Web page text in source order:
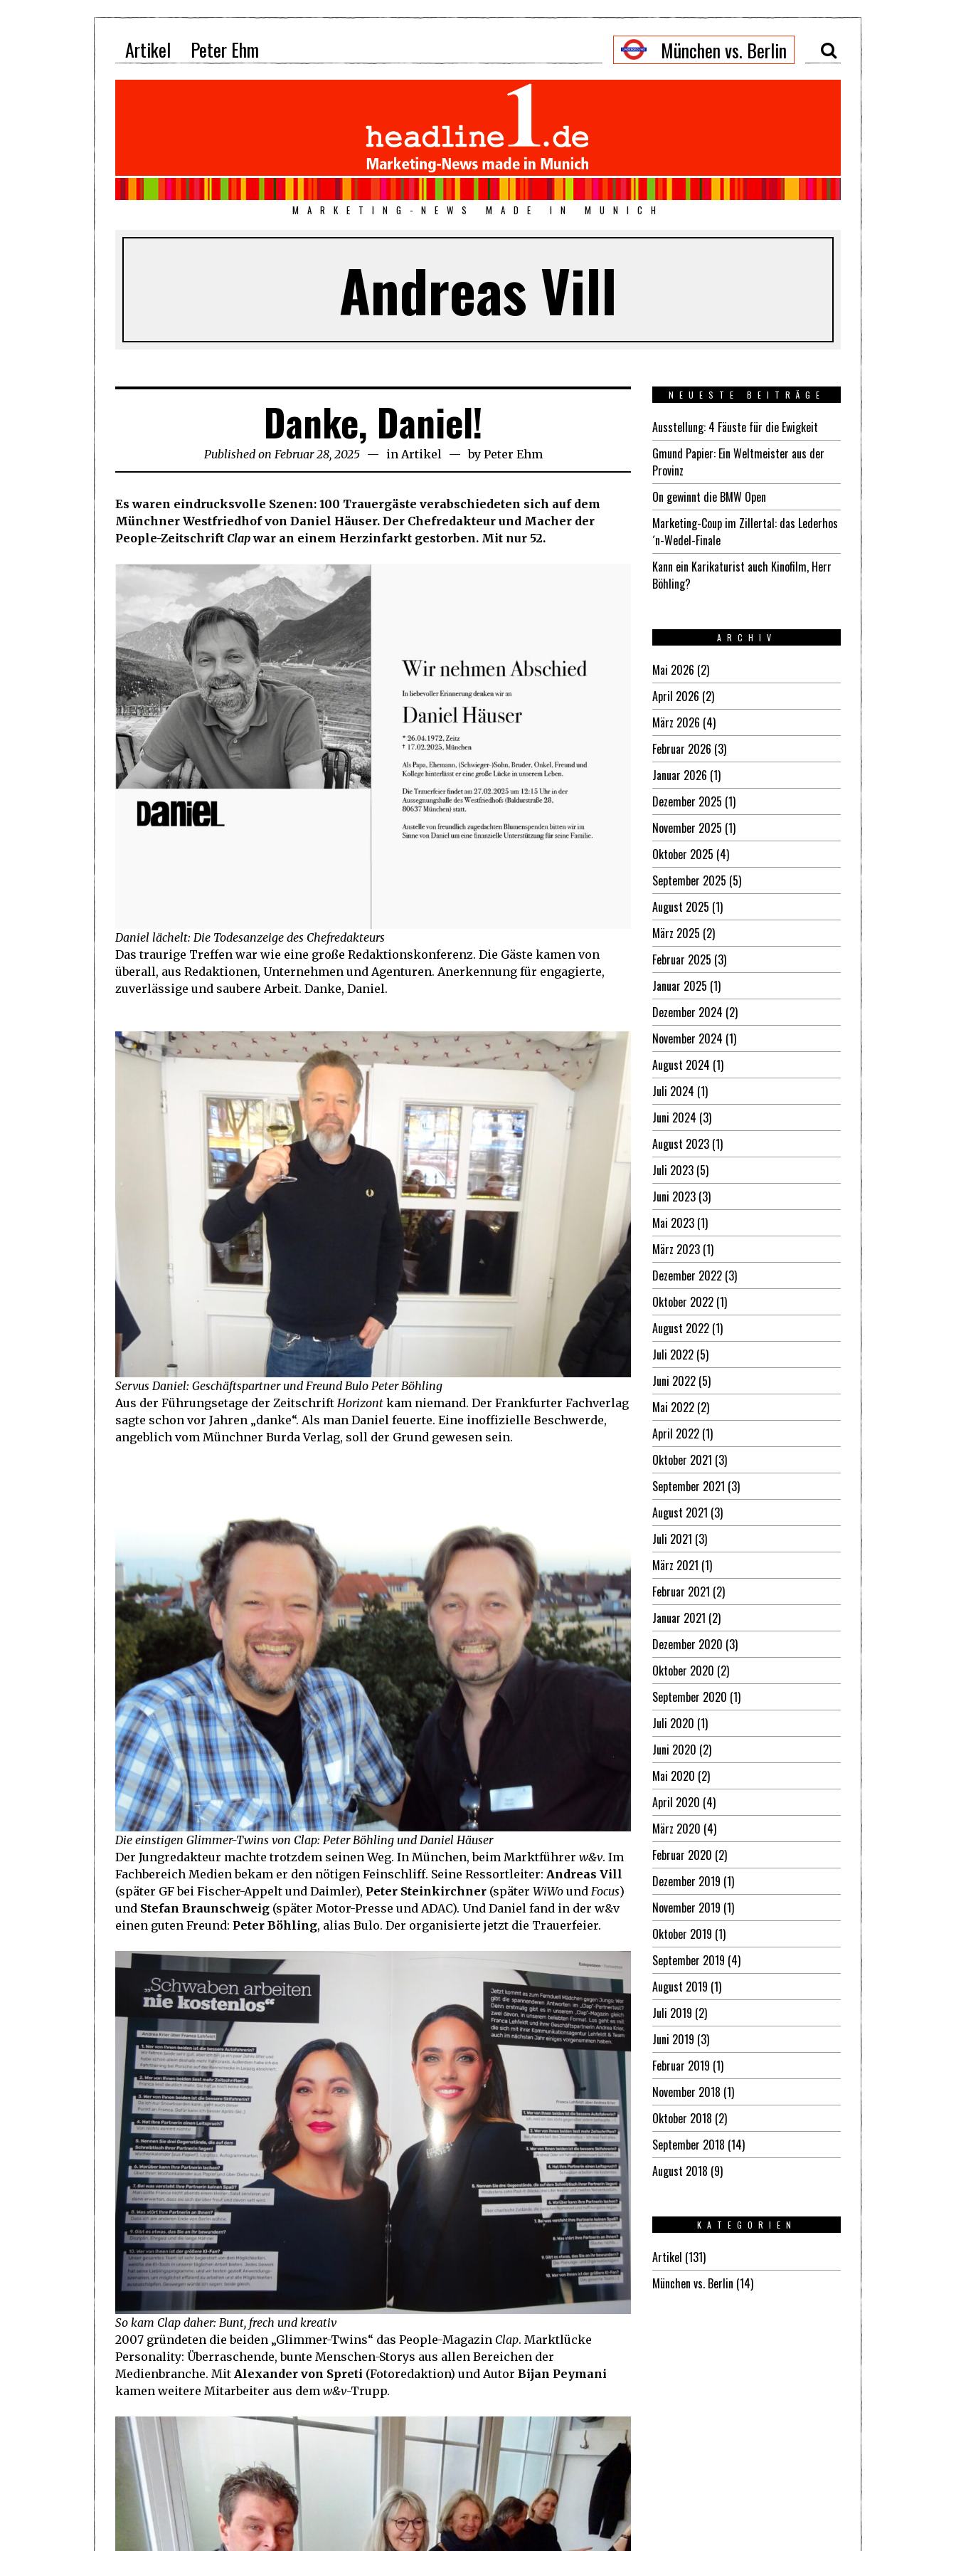
Artikel München vs. Berlin
Peter Ehm
MARKETING-NEWS MADE IN MUNICH
Andreas Vill
Danke, Daniel!
Published on Februar 28, 2025März
1,
in Artikel by Peter Ehm
Es waren eindrucksvolle Szenen: 100 Trauergäste verabschiedeten sich auf dem
Münchner Westfriedhof von Daniel Häuser. Der Chefredakteur und Macher der
People-Zeitschrift Clapwar an einem Herzinfarkt gestorben. Mit nur 52.
Daniel lächelt: Die Todesanzeige des Chefredakteurs
Das traurige Treffen war wie eine große Redaktionskonferenz. Die Gäste kamen von
überall, aus Redaktionen, Unternehmen und Agenturen. Anerkennung für engagierte,
zuverlässige und saubere Arbeit. Danke, Daniel.
Servus Daniel: Geschäftspartner und Freund Bulo Peter Böhling
Aus der Führungsetage der Zeitschrift Horizont kam niemand. Der Frankfurter Fachverlag
sagte schon vor Jahren „danke“. Als man Daniel feuerte. Eine inoffizielle Beschwerde,
angeblich vom Münchner Burda Verlag, soll der Grund gewesen sein.
Die einstigen Glimmer-Twins von Clap: Peter Böhling und Daniel Häuser
Der Jungredakteur machte trotzdem seinen Weg. In München, beim Marktführer w&v. Im
Fachbereich Medien bekam er den nötigen Feinschliff. Seine Ressortleiter: Andreas Vill
(später GF bei Fischer-Appelt und Daimler), Peter Steinkirchner (später WiWo und Focus)
und Stefan Braunschweig (später Motor-Presse und ADAC). Und Daniel fand in der w&v
einen guten Freund: Peter Böhling, alias Bulo. Der organisierte jetzt die Trauerfeier.
So kam Clap daher: Bunt, frech und kreativ
2007 gründeten die beiden „Glimmer-Twins“ das People-Magazin Clap. Marktlücke
Personality: Überraschende, bunte Menschen-Storys aus allen Bereichen der
Medienbranche. Mit Alexander von Spreti (Fotoredaktion) und Autor Bijan Peymani
kamen weitere Mitarbeiter aus dem w&v-Trupp.
NEUESTE BEITRÄGE
Ausstellung: 4 Fäuste für die Ewigkeit
Gmund Papier: Ein Weltmeister aus der
Provinz
On gewinnt die BMW Open
Marketing-Coup im Zillertal: das Lederhos
´n-Wedel-Finale
Kann ein Karikaturist auch Kinofilm, Herr
Böhling?
ARCHIV
Mai 2026 (2)
April 2026 (2)
März 2026 (4)
Februar 2026 (3)
Januar 2026 (1)
Dezember 2025 (1)
November 2025 (1)
Oktober 2025 (4)
September 2025 (5)
August 2025 (1)
März 2025 (2)
Februar 2025 (3)
Januar 2025 (1)
Dezember 2024 (2)
November 2024 (1)
August 2024 (1)
Juli 2024 (1)
Juni 2024 (3)
August 2023 (1)
Juli 2023 (5)
Juni 2023 (3)
Mai 2023 (1)
März 2023 (1)
Dezember 2022 (3)
Oktober 2022 (1)
August 2022 (1)
Juli 2022 (5)
Juni 2022 (5)
Mai 2022 (2)
April 2022 (1)
Oktober 2021 (3)
September 2021 (3)
August 2021 (3)
Juli 2021 (3)
März 2021 (1)
Februar 2021 (2)
Januar 2021 (2)
Dezember 2020 (3)
Oktober 2020 (2)
September 2020 (1)
Juli 2020 (1)
Juni 2020 (2)
Mai 2020 (2)
April 2020 (4)
März 2020 (4)
Februar 2020 (2)
Dezember 2019 (1)
November 2019 (1)
Oktober 2019 (1)
September 2019 (4)
August 2019 (1)
Juli 2019 (2)
Juni 2019 (3)
Februar 2019 (1)
November 2018 (1)
Oktober 2018 (2)
September 2018 (14)
August 2018 (9)
KATEGORIEN
Artikel (131)
München vs. Berlin (14)